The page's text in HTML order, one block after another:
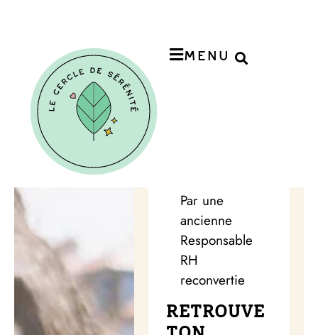
Menu
Par une
ancienne
Responsable
RH
reconvertie
RETROUVE